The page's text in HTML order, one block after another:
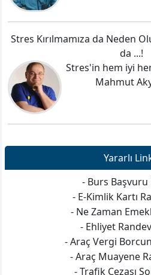
Stres Kırılmamıza da Neden
da ...!
Stres'in hem iyi
Mahmut
Yararlı
- Burs Başvuru
- E-Kimlik Kartı
- Ne Zaman
- Ehliyet
- Araç Vergi
- Araç Muayene
- Trafik Cezası